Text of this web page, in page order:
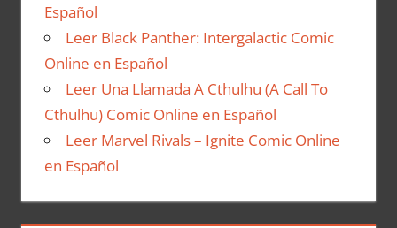
Español
Leer Black Panther: Intergalactic Comic
Online en Español
Leer Una Llamada A Cthulhu (A Call To
Cthulhu) Comic Online en Español
Leer Marvel Rivals – Ignite Comic Online
en Español